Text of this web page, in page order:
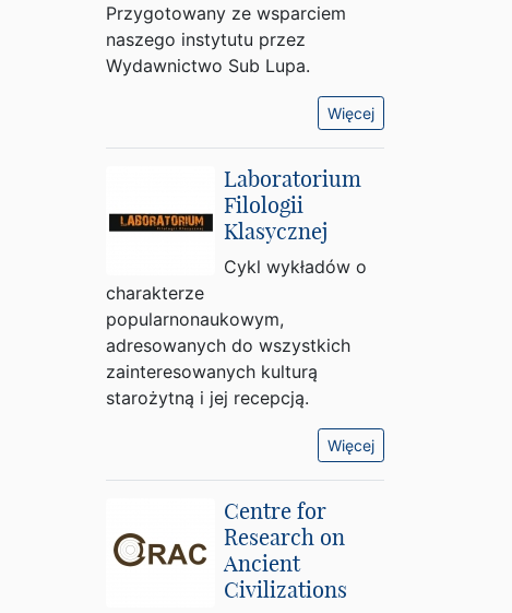
Przygotowany ze wsparciem
naszego instytutu przez
Wydawnictwo Sub Lupa.
Więcej
Laboratorium
Filologii
Klasycznej
Cykl wykładów o
charakterze
popularnonaukowym,
adresowanych do wszystkich
zainteresowanych kulturą
starożytną i jej recepcją.
Więcej
Centre for
Research on
Ancient
Civilizations